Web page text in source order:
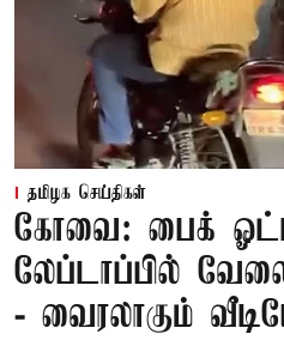
தமிழக செய்திகள்
கோவை: பைக்
லேப்டாப்பில்
- வைரலாகும்